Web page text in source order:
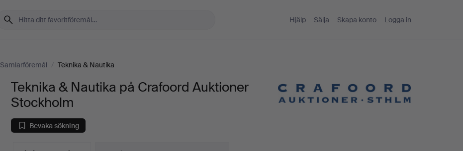
Hjälp Sälja Skapa konto Logga in
Samlarföremål / Teknika & Nautika
Teknika & Nautika på Crafoord Auktioner
Stockholm
Bevaka sökning